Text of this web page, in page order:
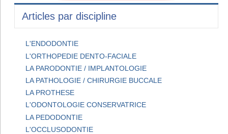
Articles par discipline
L'ENDODONTIE
L'ORTHOPEDIE DENTO-FACIALE
LA PARODONTIE / IMPLANTOLOGIE
LA PATHOLOGIE / CHIRURGIE BUCCALE
LA PROTHESE
L'ODONTOLOGIE CONSERVATRICE
LA PEDODONTIE
L'OCCLUSODONTIE